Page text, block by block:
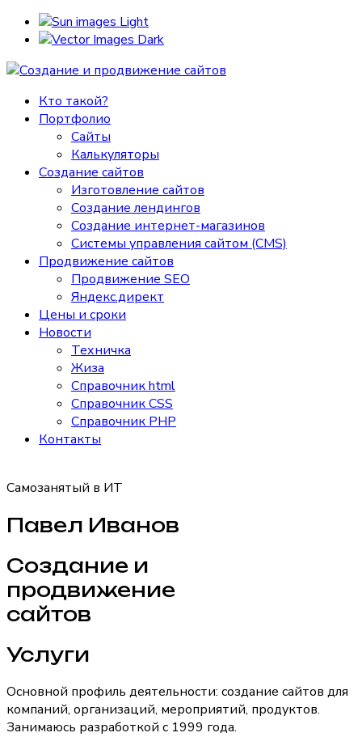
Light
Dark
Кто такой?
Портфолио
Сайты
Калькуляторы
Создание сайтов
Изготовление сайтов
Создание лендингов
Создание интернет-магазинов
Системы управления сайтом (CMS)
Продвижение сайтов
Продвижение SEO
Яндекс.директ
Цены и сроки
Новости
Техничка
Жиза
Справочник html
Справочник CSS
Справочник PHP
Контакты
Самозанятый в ИТ
Павел Иванов
Создание и
продвижение
сайтов
Услуги
Основной профиль деятельности: создание сайтов для
компаний, организаций, мероприятий, продуктов.
Занимаюсь разработкой с 1999 года.